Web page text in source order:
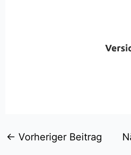
← Vorheriger Beitrag